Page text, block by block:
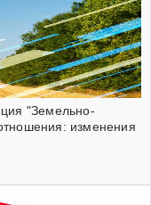
"Земельно-
изменения